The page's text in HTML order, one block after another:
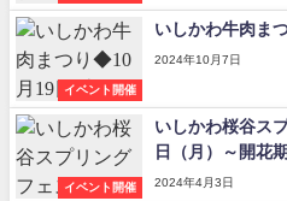
イベント開催
いしかわ牛肉ま
2024年10月7日
イベント開催
いしかわ桜谷ス
日（月）～開花
2024年4月3日